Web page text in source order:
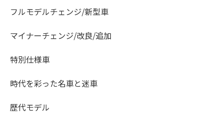
フルモデルチェンジ/新型車
マイナーチェンジ/改良/追加
特別仕様車
時代を彩った名車と迷車
歴代モデル